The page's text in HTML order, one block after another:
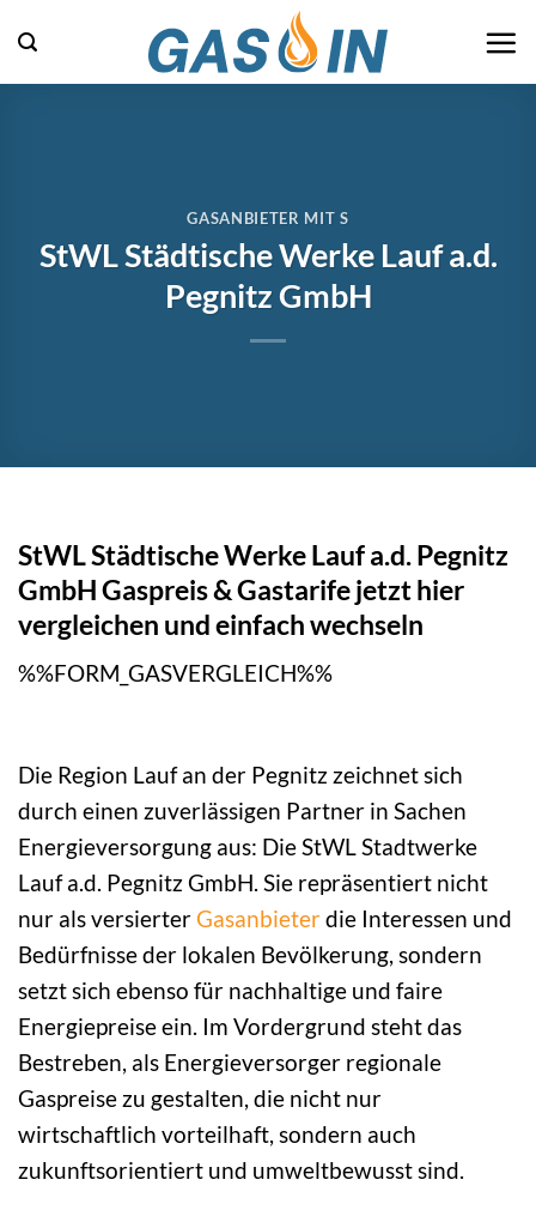
Inhalt
springen
GASANBIETER MIT S
StWL Städtische Werke Lauf a.d.
Pegnitz GmbH
StWL Städtische Werke Lauf a.d. Pegnitz
GmbH Gaspreis & Gastarife jetzt hier
vergleichen und einfach wechseln
%%FORM_GASVERGLEICH%%
Die Region Lauf an der Pegnitz zeichnet sich
durch einen zuverlässigen Partner in Sachen
Energieversorgung aus: Die StWL Stadtwerke
Lauf a.d. Pegnitz GmbH. Sie repräsentiert nicht
nur als versierter Gasanbieterdie Interessen und
Bedürfnisse der lokalen Bevölkerung, sondern
setzt sich ebenso für nachhaltige und faire
Energiepreise ein. Im Vordergrund steht das
Bestreben, als Energieversorger regionale
Gaspreise zu gestalten, die nicht nur
wirtschaftlich vorteilhaft, sondern auch
zukunftsorientiert und umweltbewusst sind.